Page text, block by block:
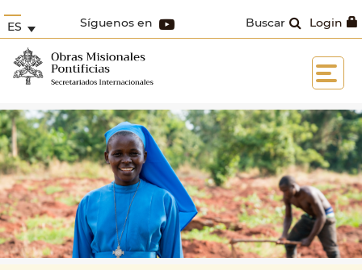
Login
Buscar
Síguenos en
ES